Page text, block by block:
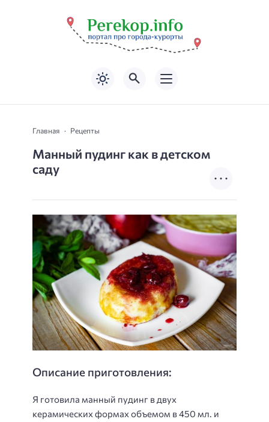
Главная Рецепты
Манный пудинг как в детском
саду
Описание приготовления:
Я готовила манный пудинг в двух
керамических формах объемом в 450 мл. и